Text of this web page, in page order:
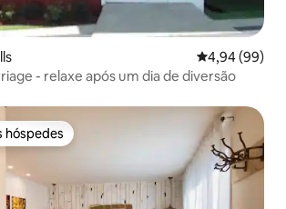
4,94 de uma
4,94 (99)
- relaxe após um dia de diversão
preferidos dos hóspedes
hóspedes